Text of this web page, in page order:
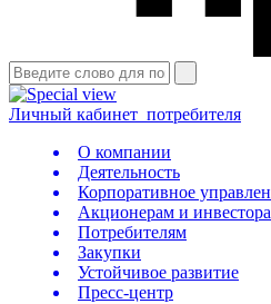
Личный кабинет потребителя
О компании
Деятельность
Корпоративное
Акционерам и
Потребителям
Закупки
Устойчивое развитие
Пресс-центр